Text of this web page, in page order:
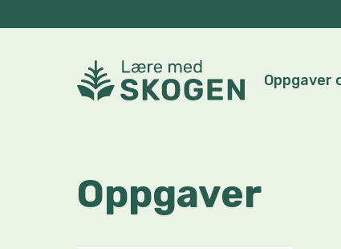
Oppgaver
Oppgaver